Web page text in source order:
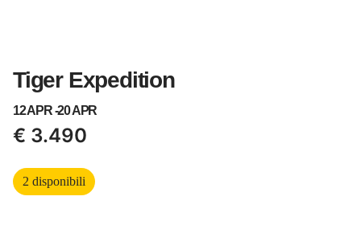
Tiger Expedition
12 APR -20 APR
€ 3.490
2 disponibili